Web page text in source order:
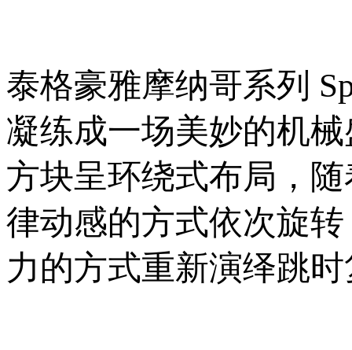
泰格豪雅摩纳哥系列
凝练成一场美妙的机
方块呈环绕式布局，
律动感的方式依次旋
力的方式重新演绎跳